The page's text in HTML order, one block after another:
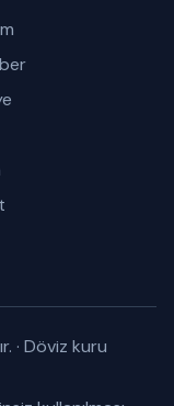
· Döviz kuru